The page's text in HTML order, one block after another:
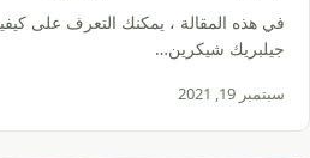
جيلبريك شيكرين…
سبتمبر 19, 2021